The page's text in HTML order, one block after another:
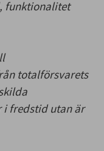
funktionalitet
totalförsvarets
i fredstid utan är